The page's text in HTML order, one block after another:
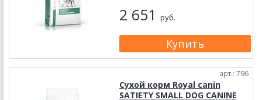
2 651 руб.
арт.: 796
Сухой корм Royal canin
SATIETY SMALL DOG CANINE